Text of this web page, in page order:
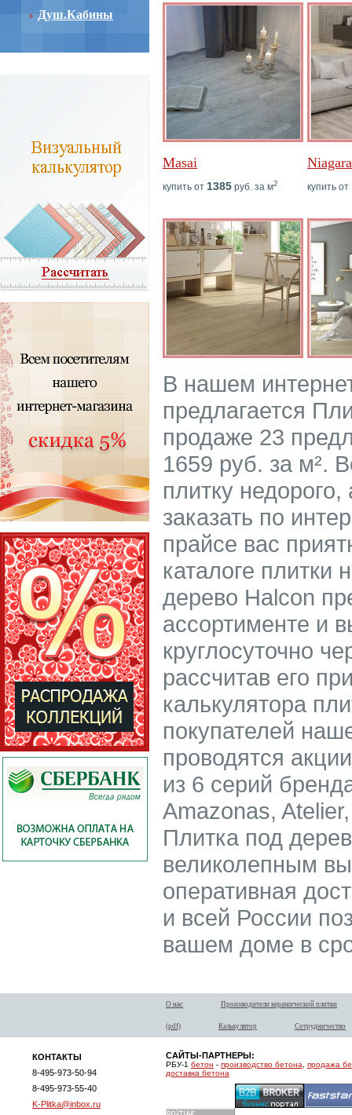
Душ.Кабины
Masai
купить от 1385 руб. за м2
Niagara
купить от
В нашем
предлагается
продаже 23
1659 руб. за м².
плитку
заказать по
прайсе вас
каталоге плитки
дерево Halcon
ассортименте и
круглосуточно
рассчитав его
калькулятора
покупателей
проводятся
из 6 серий
Amazonas,
Плитка под
великолепным
оперативная
и всей России
вашем доме в
О нас Производители керамической плитки
(pdf) Калькулятор Сотрудничество
КОНТАКТЫ
8-495-973-50-94
8-495-973-55-40
K-Plitka@inbox.ru
САЙТЫ-ПАРТНЕРЫ:
РБУ-1 бетон - производство бетона
продажа
доставка бетона